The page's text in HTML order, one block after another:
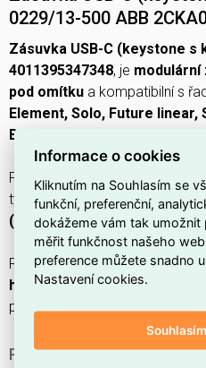
0229/13-500 ABB
Zásuvka USB-C (keystone s
4011395347348, je modulární
pod omítku a kompatibilní s
Element, Solo, Future linear,
Busch-axcent a Zoni
Produkt má stupeň krytí
typ kontaktu; povrch je matný
(plast).
Rozměry přístroje jsoušířka
hloubka 165 mm, typ upevnění
počet modulů je0.
PROČ SI VYBRAT TUTO
Informace o cookies
Kliknutím na Souhlasím se
funkční, preferenční,
dokážeme vám tak umožnit
měřit funkčnost našeho
preference můžete snadno
Nastavení cookies.